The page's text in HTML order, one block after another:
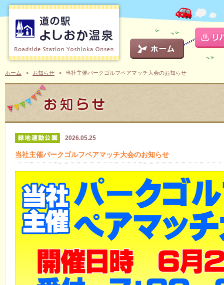
ホーム お知らせ 当社主催パークゴルフペアマッチ大会のお知らせ
2026.05.25
当社主催パークゴルフペアマッチ大会のお知らせ